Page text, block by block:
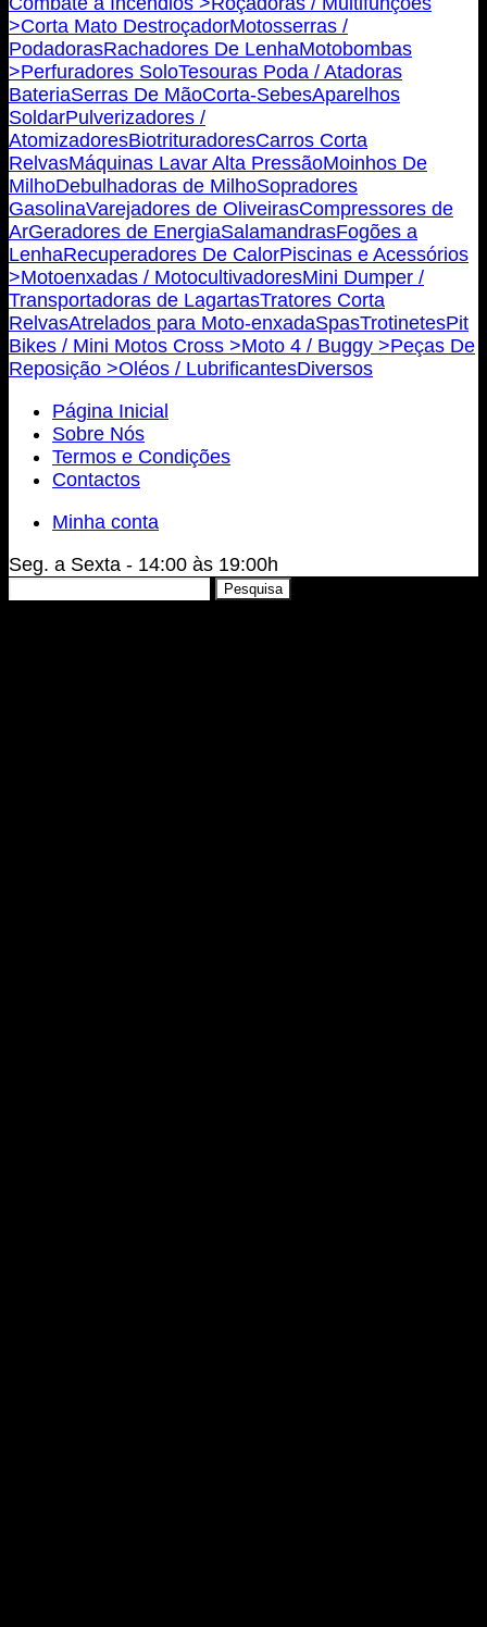
>Corta Mato DestroçadorMotosserras /
PodadorasRachadores De LenhaMotobombas
>Perfuradores SoloTesouras Poda / Atadoras
BateriaSerras De MãoCorta-SebesAparelhos
SoldarPulverizadores /
AtomizadoresBiotrituradoresCarros Corta
RelvasMáquinas Lavar Alta PressãoMoinhos De
MilhoDebulhadoras de MilhoSopradores
GasolinaVarejadores de OliveirasCompressores de
ArGeradores de EnergiaSalamandrasFogões a
LenhaRecuperadores De CalorPiscinas e Acessórios
>Motoenxadas / MotocultivadoresMini Dumper /
Transportadoras de LagartasTratores Corta
RelvasAtrelados para Moto-enxadaSpasTrotinetesPit
Bikes / Mini Motos Cross >Moto 4 / Buggy >Peças De
Reposição >Oléos / LubrificantesDiversos
Página Inicial
Sobre Nós
Termos e Condições
Contactos
Minha conta
Seg. a Sexta - 14:00 às 19:00h
Pesquisa